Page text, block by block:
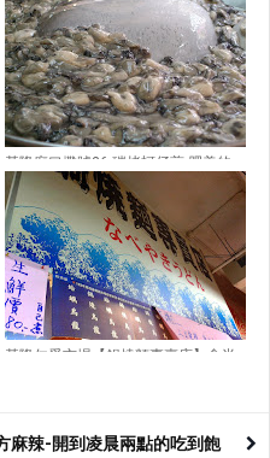
基隆廟口攤號36-碳烤蚵仔煎-肥美的
蚵仔
基隆仁愛市場【鍋燒麵專賣店】食尚
麻辣-開到凌晨兩點的吃到飽